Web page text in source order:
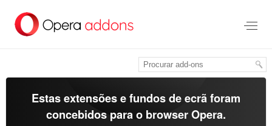
para
Estas extensões e fundos de ecrã foram
concebidos para o browser Opera.